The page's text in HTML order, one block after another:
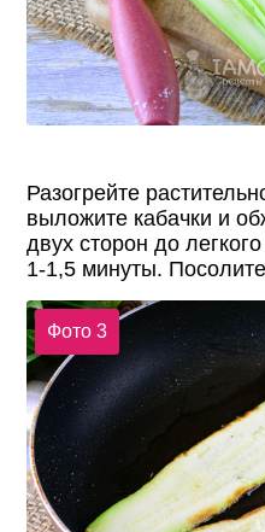
Разогрейте
выложите кабачки и
двух сторон до
1-1,5 минуты.
Фото 3